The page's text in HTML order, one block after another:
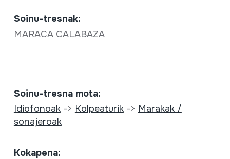
Soinu-tresnak:
MARACA CALABAZA
Soinu-tresna mota:
Idiofonoak-> Kolpeaturik-> Marakak /
sonajeroak
Kokapena: